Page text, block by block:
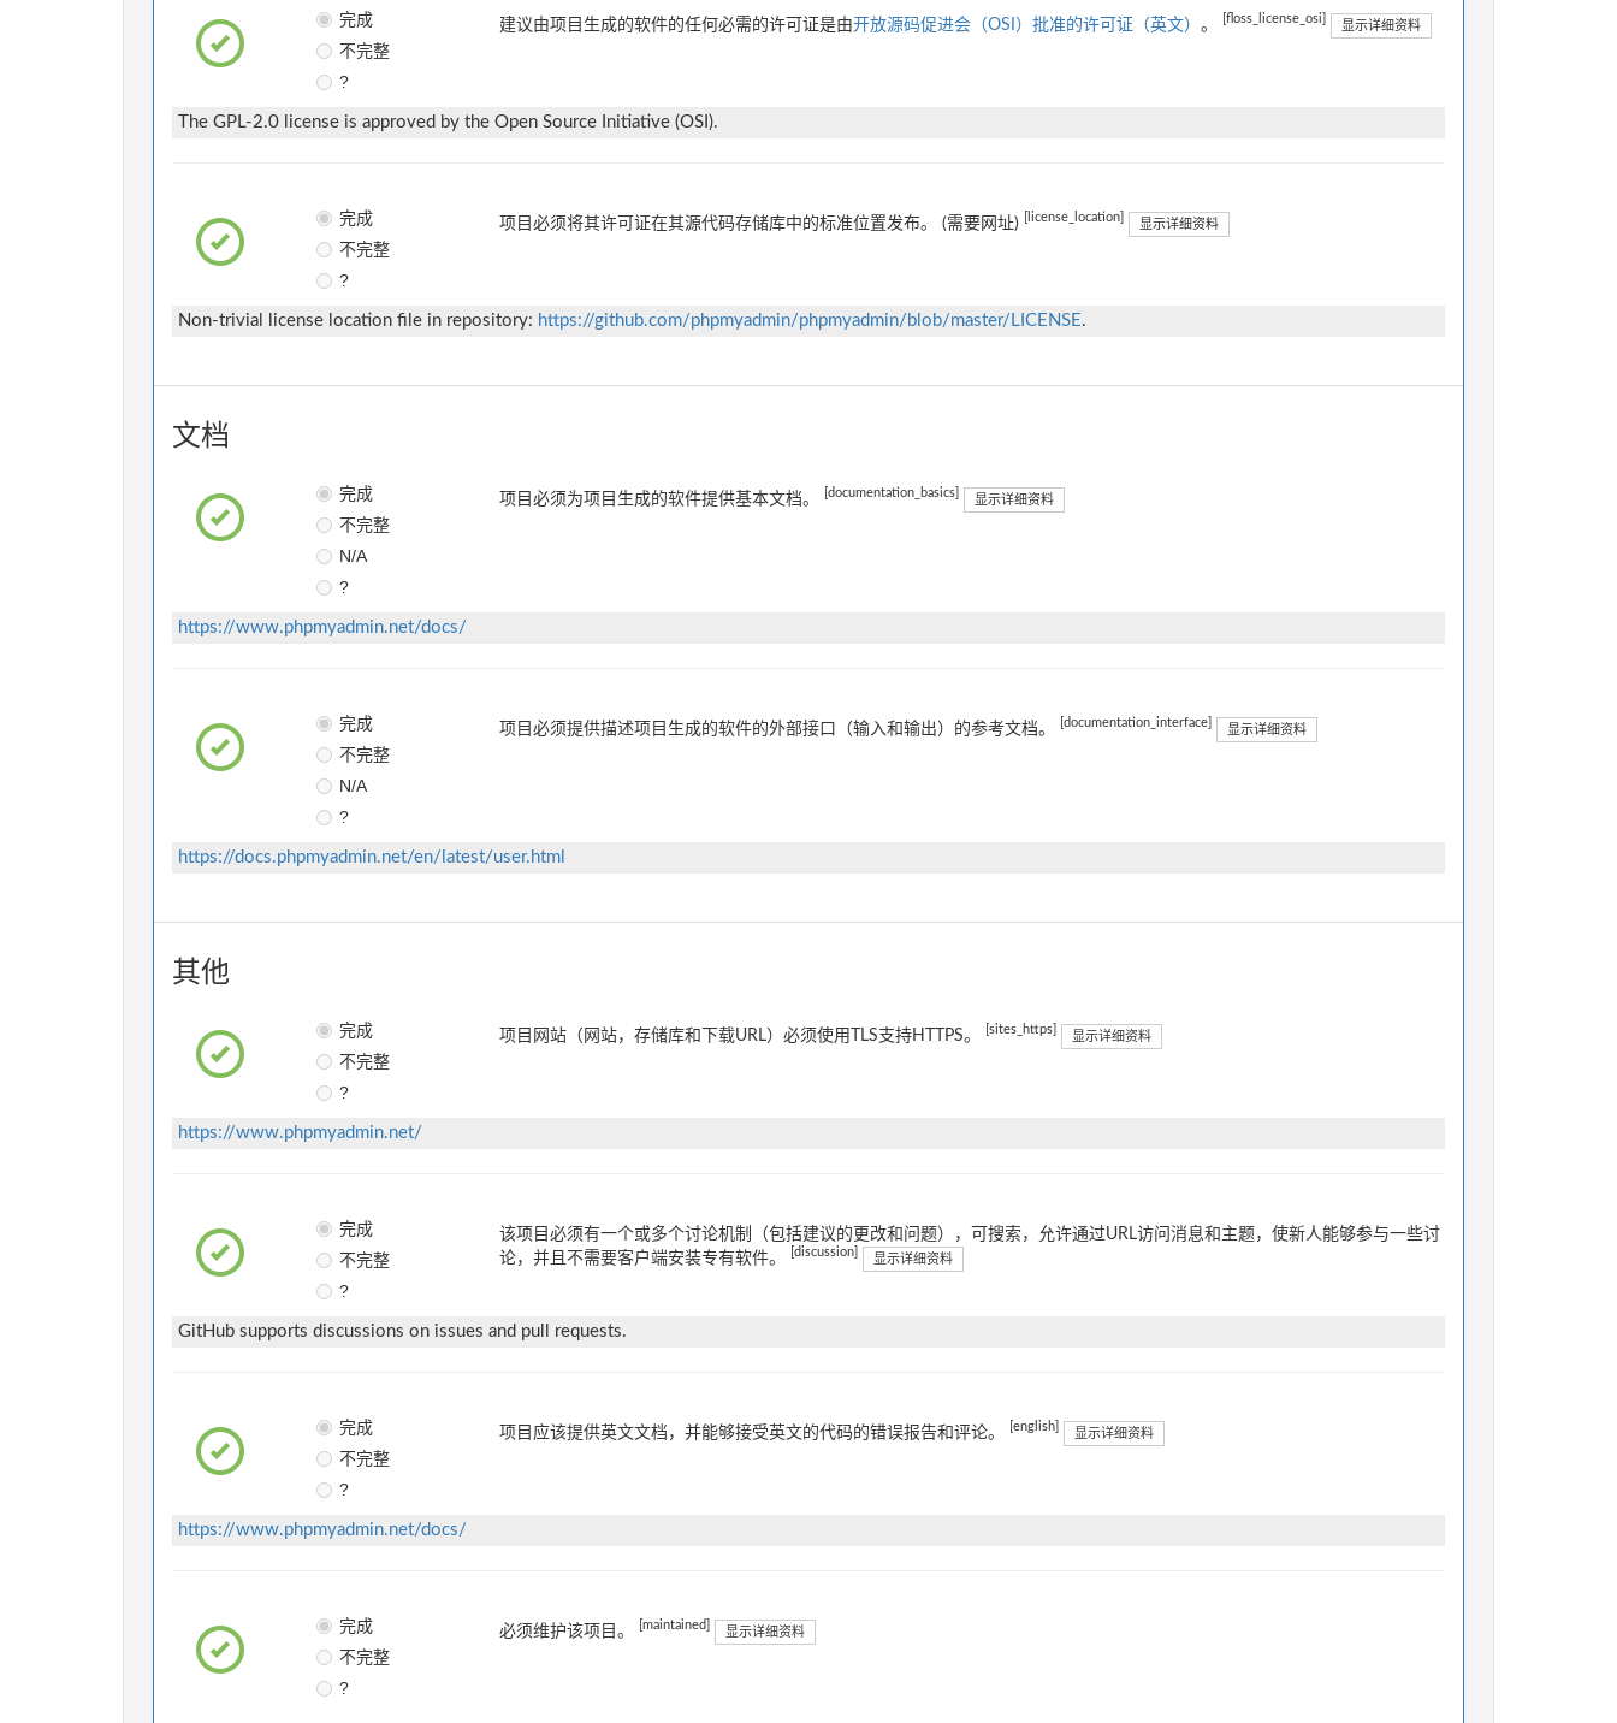
完成
不完整
?
建议由项目生成的软件的任何必需的许可证是由开放源码促进会（OSI）批准的许可证（英文） 。 [floss_license_osi] 显示详细资料
The GPL-2.0 license is approved by the Open Source Initiative (OSI).
完成
不完整
?
项目必须将其许可证在其源代码存储库中的标准位置发布。 (需要网址) [license_location] 显示详细资料
Non-trivial license location file in repository: https://github.com/phpmyadmin/phpmyadmin/blob/master/LICENSE.
文档
完成
不完整
N/A
?
项目必须为项目生成的软件提供基本文档。 [documentation_basics] 显示详细资料
https://www.phpmyadmin.net/docs/
完成
不完整
N/A
?
项目必须提供描述项目生成的软件的外部接口（输入和输出）的参考文档。 [documentation_interface] 显示详细资料
https://docs.phpmyadmin.net/en/latest/user.html
其他
完成
不完整
?
项目网站（网站，存储库和下载URL）必须使用TLS支持HTTPS。 [sites_https] 显示详细资料
https://www.phpmyadmin.net/
完成
不完整
?
该项目必须有一个或多个讨论机制（包括建议的更改和问题），可搜索，允许通过URL访问消息和主题，使新人能够参与一些讨
论，并且不需要客户端安装专有软件。
[discussion] 显示详细资料
GitHub supports discussions on issues and pull requests.
完成
不完整
?
项目应该提供英文文档，并能够接受英文的代码的错误报告和评论。 [english] 显示详细资料
https://www.phpmyadmin.net/docs/
完成
不完整
?
必须维护该项目。 [maintained] 显示详细资料